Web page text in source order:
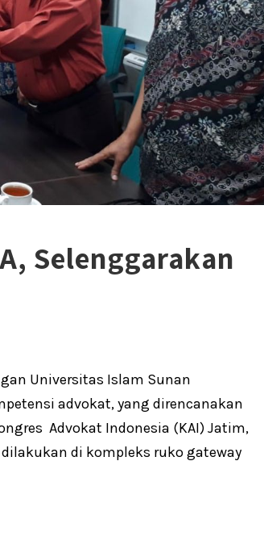
Selenggarakan
Universitas Islam Sunan
advokat, yang direncanakan
Advokat Indonesia (KAI) Jatim,
di kompleks ruko gateway